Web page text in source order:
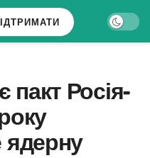
Росія-
ядерну